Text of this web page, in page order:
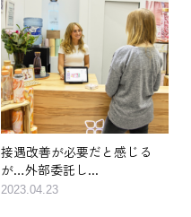
接遇改善が必要だと感じる
が…外部委託し...
2023.04.23